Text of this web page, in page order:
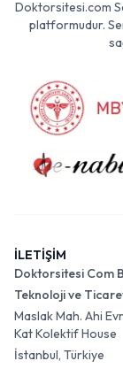
Doktorsitesi.com
platformudur.
İLETİŞİM
Doktorsitesi Com
Teknoloji ve
Maslak Mah. Ahi
Kat Kolektif House
İstanbul, Türkiye